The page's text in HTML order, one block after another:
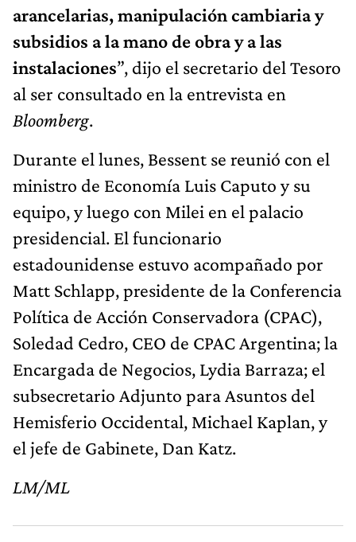
arancelarias, manipulación cambiaria y
subsidios a la mano de obra y a las
instalaciones”, dijo el secretario del Tesoro
al ser consultado en la entrevista en
Bloomberg.
Durante el lunes, Bessent se reunió con el
ministro de Economía Luis Caputo y su
equipo, y luego con Milei en el palacio
presidencial. El funcionario
estadounidense estuvo acompañado por
Matt Schlapp, presidente de la Conferencia
Política de Acción Conservadora (CPAC),
Soledad Cedro, CEO de CPAC Argentina; la
Encargada de Negocios, Lydia Barraza; el
subsecretario Adjunto para Asuntos del
Hemisferio Occidental, Michael Kaplan, y
el jefe de Gabinete, Dan Katz.
LM/ML